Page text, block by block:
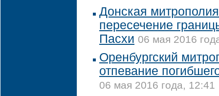
Донская
пересечение
Пасхи 06 мая 2016
Оренбургский
отпевание
06 мая 2016 года, 12:41